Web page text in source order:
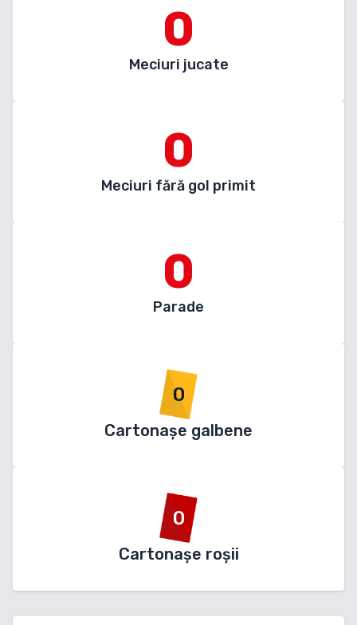
0
Meciuri jucate
0
Meciuri fără gol primit
0
Parade
0
Cartonașe galbene
0
Cartonașe roșii